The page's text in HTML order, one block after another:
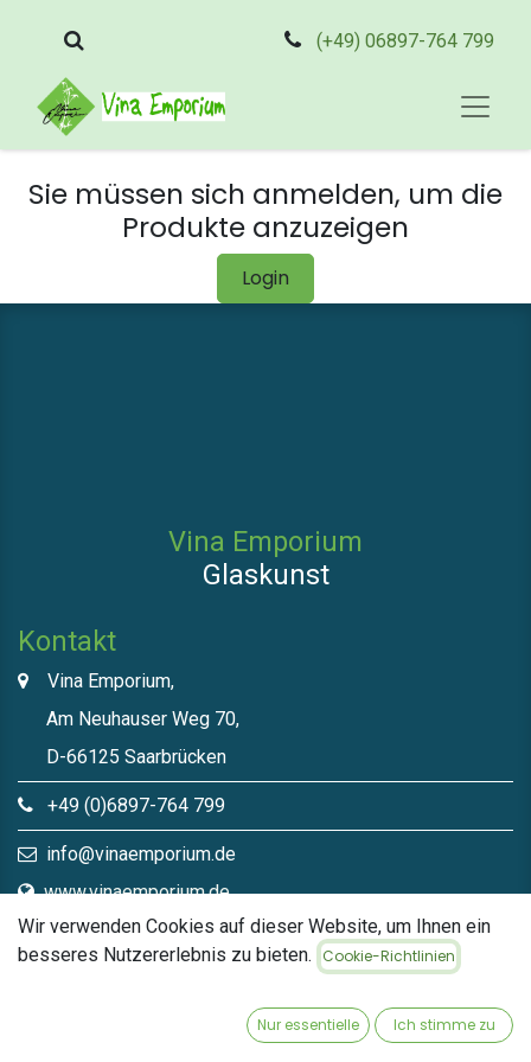
(+49) 06897-764 799
Sie müssen sich anmelden, um die
Produkte anzuzeigen
Login
Vina Emporium
Glaskunst
Kontakt
Vina Emporium,
Am Neuhauser Weg 70,
D-66125 Saarbrücken
+49 (0)6897-764 799
info@vinaemporium.de
www.vinaemporium.de
Direktlinks​
Wir verwenden Cookies auf dieser Website, um Ihnen ein
besseres Nutzererlebnis zu bieten.
Cookie-Richtlinien
Nur essentielle Ich stimme zu